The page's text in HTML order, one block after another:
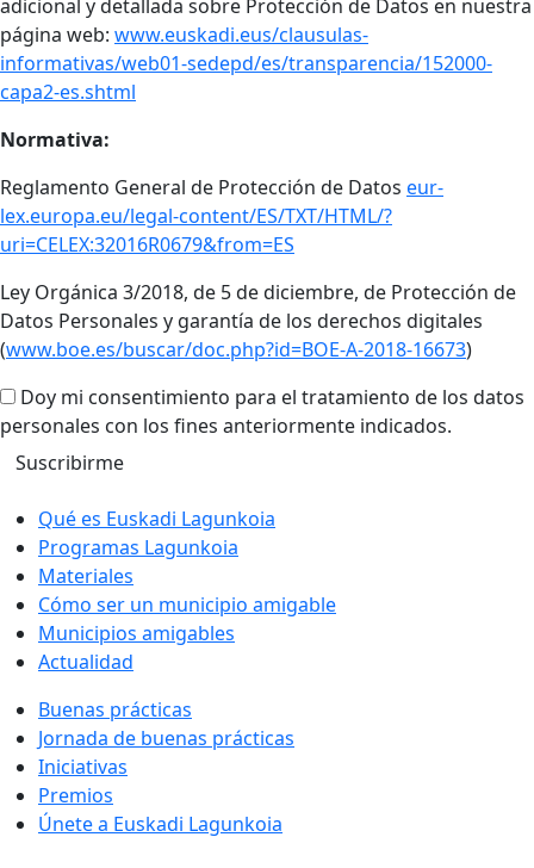
Qué es Euskadi Lagunkoia
Programas Lagunkoia
Materiales
Cómo ser un municipio amigable
Municipios amigables
Actualidad
Buenas prácticas
Jornada de buenas prácticas
Iniciativas
Premios
Únete a Euskadi Lagunkoia
adicional y detallada sobre Protección de Datos en nuestra
página web: www.euskadi.eus/clausulas-
informativas/web01-sedepd/es/transparencia/152000-
capa2-es.shtml
Normativa:
Reglamento General de Protección de Datos eur-
lex.europa.eu/legal-content/ES/TXT/HTML/?
uri=CELEX:32016R0679&from=ES
Ley Orgánica 3/2018, de 5 de diciembre, de Protección de
Datos Personales y garantía de los derechos digitales
(www.boe.es/buscar/doc.php?id=BOE-A-2018-16673)
Doy mi consentimiento para el tratamiento de los datos
personales con los fines anteriormente indicados.